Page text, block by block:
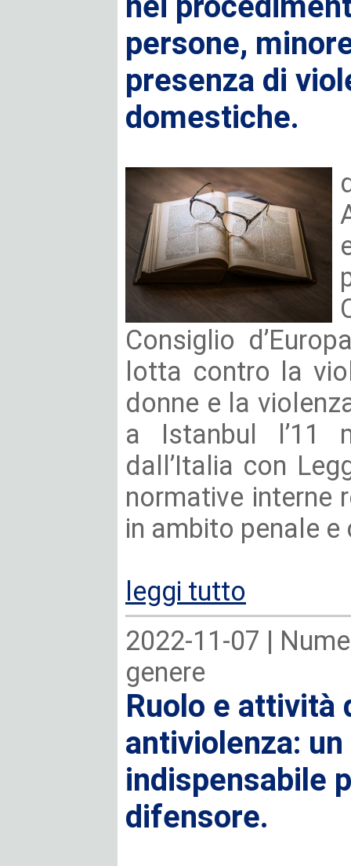
persone,
presenza di
domestiche.
Consiglio
lotta contro la
donne e la
a Istanbul l’11
dall’Italia con
normative interne
in ambito penale
leggi tutto
2022-11-07 |
genere
Ruolo e attività
antiviolenza:
indispensabile
difensore.